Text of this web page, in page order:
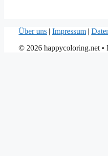
Über uns | Impressum |
© 2026 happycoloring.net •